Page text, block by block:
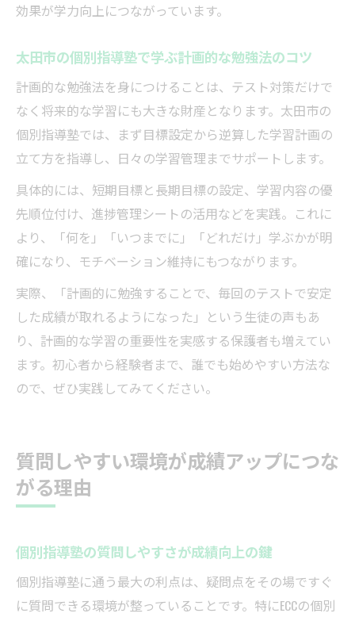
効果が学力向上につながっています。
太田市の個別指導塾で学ぶ計画的な勉強法のコツ
計画的な勉強法を身につけることは、テスト対策だけで
なく将来的な学習にも大きな財産となります。太田市の
個別指導塾では、まず目標設定から逆算した学習計画の
立て方を指導し、日々の学習管理までサポートします。
具体的には、短期目標と長期目標の設定、学習内容の優
先順位付け、進捗管理シートの活用などを実践。これに
より、「何を」「いつまでに」「どれだけ」学ぶかが明
確になり、モチベーション維持にもつながります。
実際、「計画的に勉強することで、毎回のテストで安定
した成績が取れるようになった」という生徒の声もあ
り、計画的な学習の重要性を実感する保護者も増えてい
ます。初心者から経験者まで、誰でも始めやすい方法な
ので、ぜひ実践してみてください。
質問しやすい環境が成績アップにつな
がる理由
個別指導塾の質問しやすさが成績向上の鍵
個別指導塾に通う最大の利点は、疑問点をその場ですぐ
に質問できる環境が整っていることです。特にECCの個別